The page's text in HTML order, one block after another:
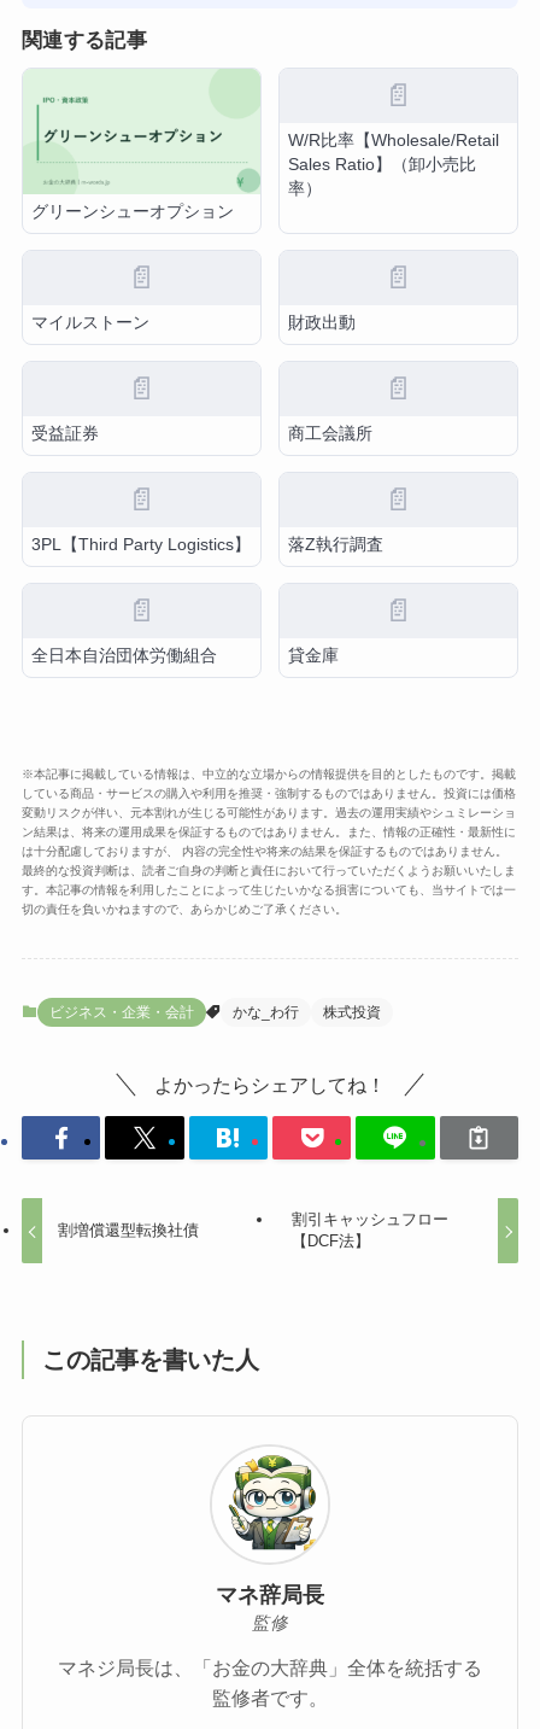
関連する記事
グリーンシューオプション
📄
W/R比率【Wholesale/Retail
Sales Ratio】（卸小売比
率）
📄
マイルストーン
📄
財政出動
📄
受益証券
📄
商工会議所
📄
3PL【Third Party Logistics】
📄
落Z執行調査
📄
全日本自治団体労働組合
📄
貸金庫
※本記事に掲載している情報は、中立的な立場からの情報提供を目的としたものです。掲載
している商品・サービスの購入や利用を推奨・強制するものではありません。投資には価格
変動リスクが伴い、元本割れが生じる可能性があります。過去の運用実績やシュミレーショ
ン結果は、将来の運用成果を保証するものではありません。また、情報の正確性・最新性に
は十分配慮しておりますが、 内容の完全性や将来の結果を保証するものではありません。
最終的な投資判断は、読者ご自身の判断と責任において行っていただくようお願いいたしま
す。本記事の情報を利用したことによって生じたいかなる損害についても、当サイトでは一
切の責任を負いかねますので、あらかじめご了承ください。
ビジネス・企業・会計 かな_わ行 株式投資
よかったらシェアしてね！
割増償還型転換社債
割引キャッシュフロー
【DCF法】
この記事を書いた人
マネ辞局長
監修
マネジ局長は、「お金の大辞典」全体を統括する
監修者です。